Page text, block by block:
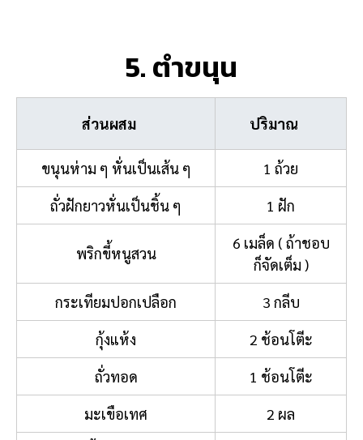
5. ตำขนุน
ส่วนผสม ปริมาณ
ขนุนห่าม ๆ หั่นเป็นเส้น ๆ
1 ถ้วย
ถั่วฝักยาวหั่นเป็นชิ้น ๆ
1 ฝัก
พริกขี้หนูสวน
6 เมล็ด ( ถ้าชอบ
ก็จัดเต็ม )
กระเทียมปอกเปลือก
3 กลีบ
กุ้งแห้ง
2 ช้อนโตีะ
ถั่วทอด
1 ช้อนโตีะ
มะเขือเทศ
2 ผล